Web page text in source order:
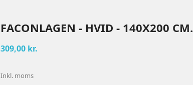
FACONLAGEN - HVID - 140X200 CM.
309,00 kr.
Inkl. moms